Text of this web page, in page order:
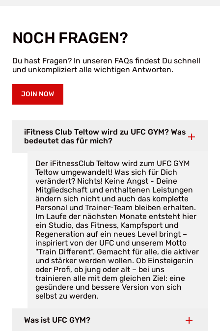
NOCH FRAGEN?
Du hast Fragen? In unseren FAQs findest Du schnell
und unkompliziert alle wichtigen Antworten.
JOIN NOW
iFitness Club Teltow wird zu UFC GYM? Was
bedeutet das für mich?
Der iFitnessClub Teltow wird zum UFC GYM
Teltow umgewandelt! Was sich für Dich
verändert? Nichts! Keine Angst - Deine
Mitgliedschaft und enthaltenen Leistungen
ändern sich nicht und auch das komplette
Personal und Trainer-Team bleiben erhalten.
Im Laufe der nächsten Monate entsteht hier
ein Studio, das Fitness, Kampfsport und
Regeneration auf ein neues Level bringt –
inspiriert von der UFC und unserem Motto
"Train Different". Gemacht für alle, die aktiver
und stärker werden wollen. Ob Einsteiger:in
oder Profi, ob jung oder alt – bei uns
trainieren alle mit dem gleichen Ziel: eine
gesündere und bessere Version von sich
selbst zu werden.
Was ist UFC GYM?